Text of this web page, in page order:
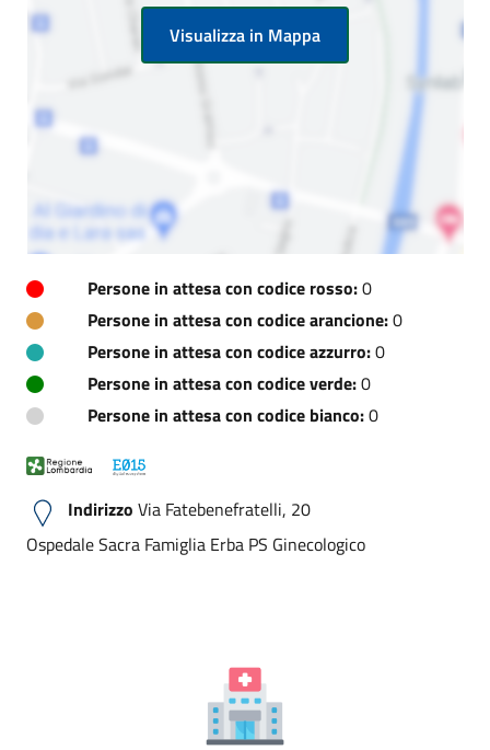
Visualizza in Mappa
Persone in attesa con codice rosso:0
Persone in attesa con codice arancione:0
Persone in attesa con codice azzurro:0
Persone in attesa con codice verde:0
Persone in attesa con codice bianco:0
Indirizzo Via Fatebenefratelli, 20
Ospedale Sacra Famiglia Erba PS Ginecologico